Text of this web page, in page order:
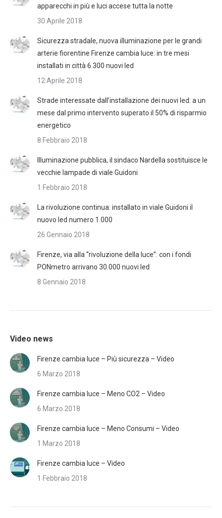
apparecchi in più e luci accese tutta la notte
30 Aprile 2018
Sicurezza stradale, nuova illuminazione per le grandi
arterie fiorentine Firenze cambia luce: in tre mesi
installati in città 6.300 nuovi led
12 Aprile 2018
Strade interessate dall’installazione dei nuovi led: a un
mese dal primo intervento superato il 50% di risparmio
energetico
8 Febbraio 2018
Illuminazione pubblica, il sindaco Nardella sostituisce le
vecchie lampade di viale Guidoni
1 Febbraio 2018
La rivoluzione continua: installato in viale Guidoni il
nuovo led numero 1.000
26 Gennaio 2018
Firenze, via alla “rivoluzione della luce”: con i fondi
PONmetro arrivano 30.000 nuovi led
8 Gennaio 2018
Video news
Firenze cambia luce – Più sicurezza – Video
6 Marzo 2018
Firenze cambia luce – Meno CO2 – Video
6 Marzo 2018
Firenze cambia luce – Meno Consumi – Video
1 Marzo 2018
Firenze cambia luce – Video
1 Febbraio 2018